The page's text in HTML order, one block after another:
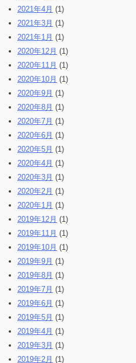
2021年4月 (1)
2021年3月 (1)
2021年1月 (1)
2020年12月 (1)
2020年11月 (1)
2020年10月 (1)
2020年9月 (1)
2020年8月 (1)
2020年7月 (1)
2020年6月 (1)
2020年5月 (1)
2020年4月 (1)
2020年3月 (1)
2020年2月 (1)
2020年1月 (1)
2019年12月 (1)
2019年11月 (1)
2019年10月 (1)
2019年9月 (1)
2019年8月 (1)
2019年7月 (1)
2019年6月 (1)
2019年5月 (1)
2019年4月 (1)
2019年3月 (1)
2019年2月 (1)